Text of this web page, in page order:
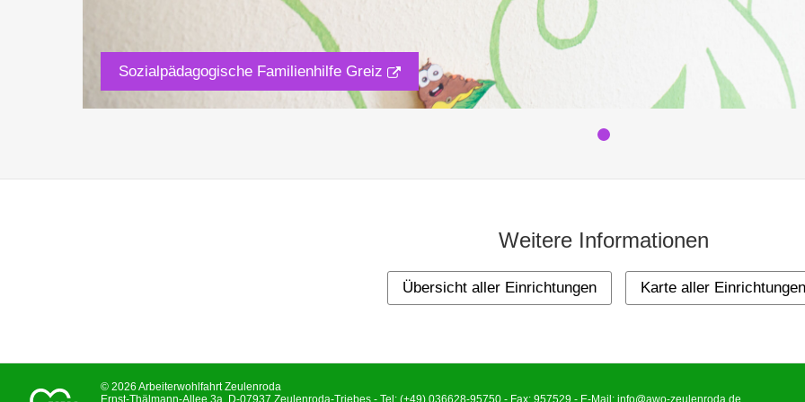
Sozialpädagogische Familienhilfe Greiz
Weitere Informationen
Übersicht aller Einrichtungen Karte aller Einrichtungen
© 2026 Arbeiterwohlfahrt Zeulenroda
Ernst-Thälmann-Allee 3a, D-07937 Zeulenroda-Triebes - Tel: (+49) 036628-95750 - Fax: 957529 - E-Mail: info@awo-zeulenroda.de